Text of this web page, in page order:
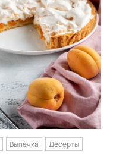
Выпечка Десерты